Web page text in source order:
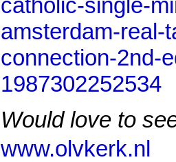
catholic-single-
amsterdam-real-
connection-2nd-
1987302252534
Would love to
www.olvkerk.nl